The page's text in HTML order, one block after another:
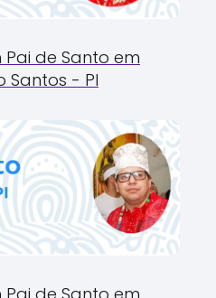
de Santo em
Santos - PI